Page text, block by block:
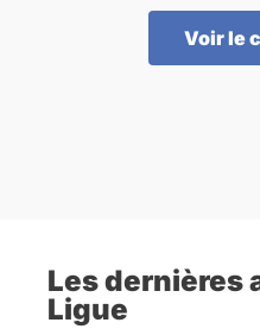
Voir le
Les dernières
Ligue